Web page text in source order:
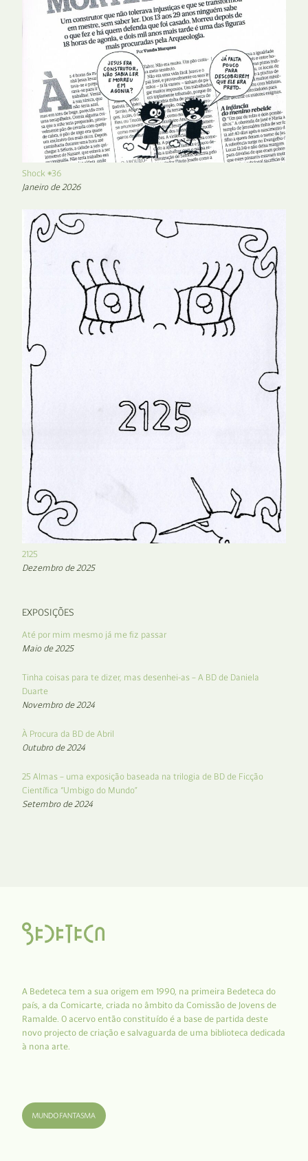
Shock #36
Janeiro de 2026
2125
Dezembro de 2025
EXPOSIÇÕES
Até por mim mesmo já me fiz passar
Maio de 2025
Tinha coisas para te dizer, mas desenhei-as – A BD de Daniela
Duarte
Novembro de 2024
À Procura da BD de Abril
Outubro de 2024
25 Almas – uma exposição baseada na trilogia de BD de Ficção
Científica “Umbigo do Mundo”
Setembro de 2024
A Bedeteca tem a sua origem em 1990, na primeira Bedeteca do
país, a da Comicarte, criada no âmbito da Comissão de Jovens de
Ramalde. O acervo então constituído é a base de partida deste
novo projecto de criação e salvaguarda de uma biblioteca dedicada
à nona arte.